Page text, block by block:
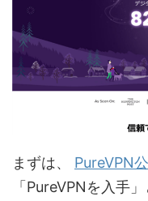
まずは、 PureVPN
「PureVPNを入手